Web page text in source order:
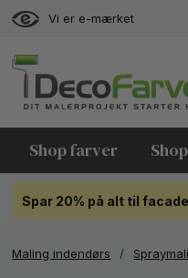
Vi er e-mærket
Shop farver
Spar 20% på alt til
Maling indendørs /